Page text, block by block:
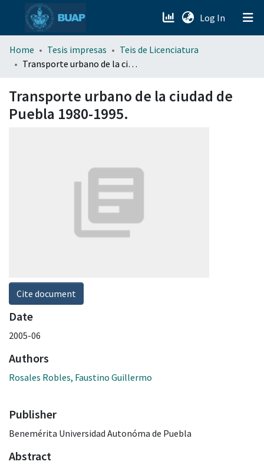
Log In (current)
menu.section.about_menu
Home Tesis impresas
Teis de Licenciatura
Transporte urbano de la ciudad de Puebla 1980-1995.
Transporte urbano de la ciudad de
Puebla 1980-1995.
Cite document
Date
2005-06
Authors
Rosales Robles, Faustino Guillermo
Publisher
Benemérita Universidad Autonóma de Puebla
Abstract